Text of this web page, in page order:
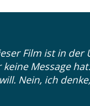
Film ist in
keine Message
Nein, ich